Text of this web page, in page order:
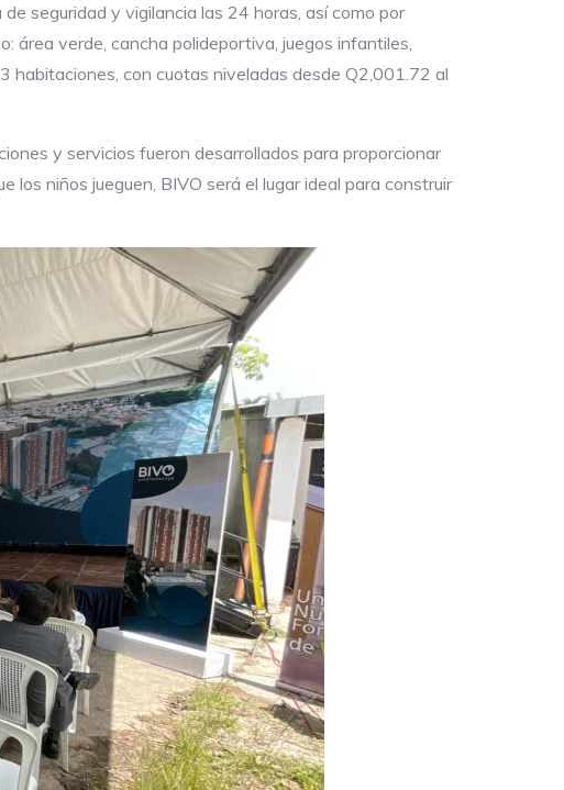
seguridad y vigilancia las 24 horas, así como por
área verde, cancha polideportiva, juegos infantiles,
habitaciones, con cuotas niveladas desde Q2,001.72 al
y servicios fueron desarrollados para proporcionar
los niños jueguen, BIVO será el lugar ideal para construir